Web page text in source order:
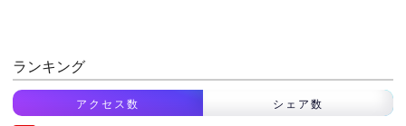
ランキング
アクセス数 シェア数